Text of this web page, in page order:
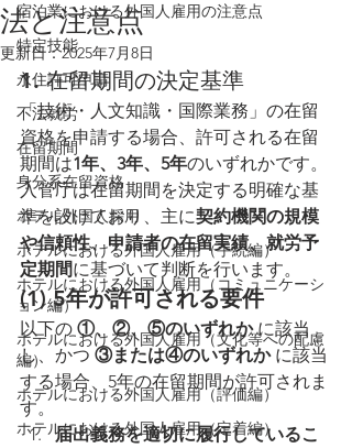
宿泊業における外国人雇用の注意点
特定技能
永住許可申請
不法就労
在留期間
身分系在留資格
ホテル外国人採用
ホテルにおける外国人雇用（手続編）
ホテルにおける外国人雇用（コミュニケーシ
ョン編）
ホテルにおける外国人雇用（文化等への配慮
編）
ホテルにおける外国人雇用（評価編）
ホテルにおける外国人雇用（定着編）
法と注意点
更新日：2025年7月8日
1. 在留期間の決定基準
「技術・人文知識・国際業務」の在留
資格を申請する場合、許可される在留
期間は1年、3年、5年のいずれかです。
入管庁は在留期間を決定する明確な基
準を設けており、主に契約機関の規模
や信頼性、申請者の在留実績、就労予
定期間に基づいて判断を行います。
(1) 5年が許可される要件
以下の ①、②、⑤のいずれか に該当
し、かつ ③または④のいずれか に該当
する場合、5年の在留期間が許可されま
す。
届出義務を適切に履行しているこ